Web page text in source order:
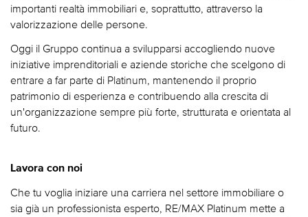
importanti realtà immobiliari e, soprattutto, attraverso la
valorizzazione delle persone.
Oggi il Gruppo continua a svilupparsi accogliendo nuove
iniziative imprenditoriali e aziende storiche che scelgono di
entrare a far parte di Platinum, mantenendo il proprio
patrimonio di esperienza e contribuendo alla crescita di
un'organizzazione sempre più forte, strutturata e orientata al
futuro.
Lavora con noi
Che tu voglia iniziare una carriera nel settore immobiliare o
sia già un professionista esperto, RE/MAX Platinum mette a